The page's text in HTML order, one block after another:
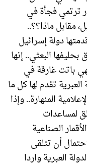
ترتمي فجأة في
مقابل ماذا؟؟..
دولة إسرائيل
البعثي.. إنها
باتت غارقة في
تقدم لها كل ما
المنهارة.. وإذا
لمساعدات
الصناعية
أن تتلقى
العبرية واردا